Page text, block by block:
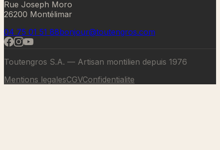
Rue Joseph Moro
26200 Montélimar
04 75 01 51 88bonjour@toutengros.com
Toutengros S.A. — Artisan montilien depuis 1976
Mentions legalesCGVConfidentialite